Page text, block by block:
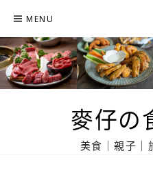
content
MENU
麥仔の
美食｜親子｜